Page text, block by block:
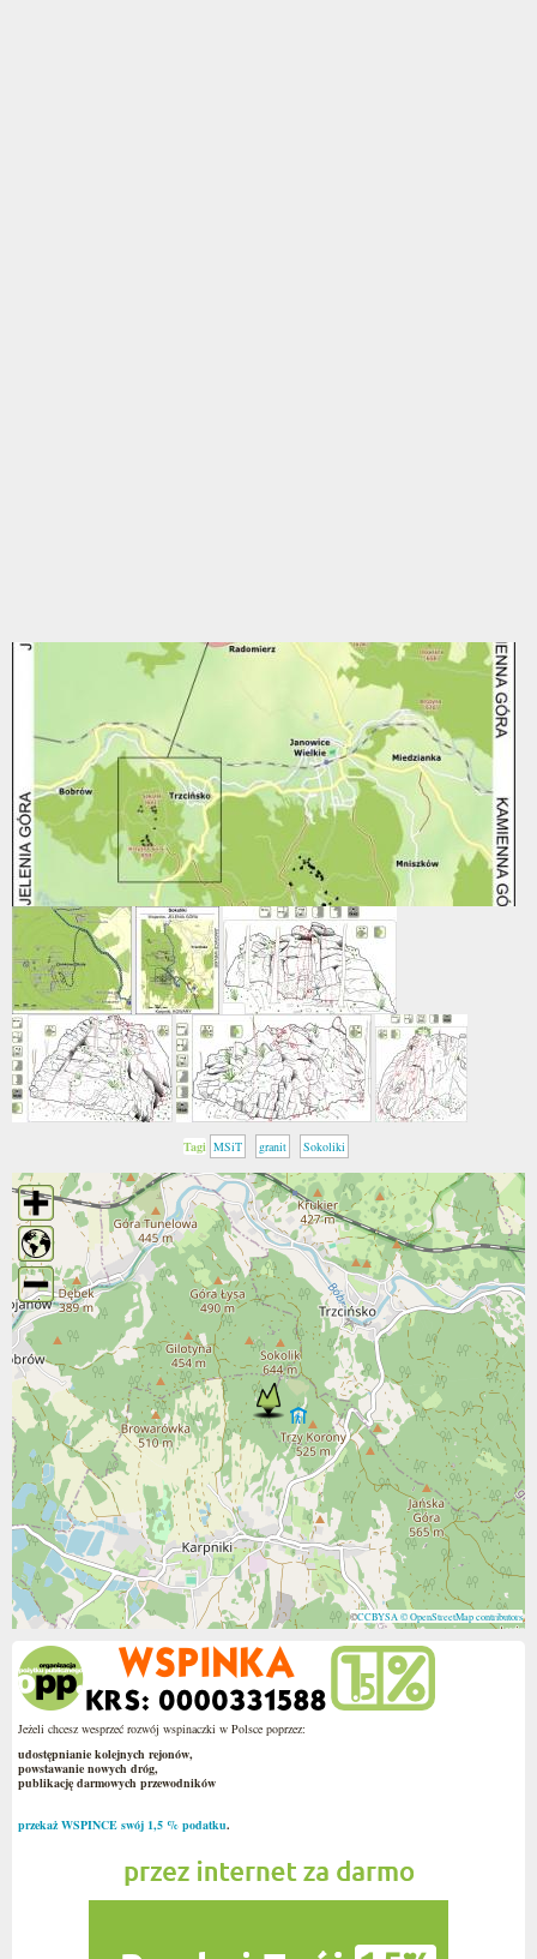
Tagi MSiT granit Sokoliki
©CCBYSA © OpenStreetMap contributors
Jeżeli chcesz wesprzeć rozwój wspinaczki w Polsce poprzez:
udostępnianie kolejnych rejonów,
powstawanie nowych dróg,
publikację darmowych przewodników
przekaż WSPINCE swój 1,5 % podatku.